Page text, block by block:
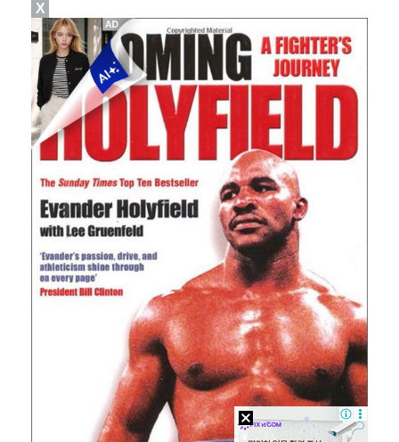
외신까지 퍼지고 있는 축구협회 성접대 논란…2002 한…
'1라운드 115위' 김민별, 2라운드 7타 줄이며 7…
X